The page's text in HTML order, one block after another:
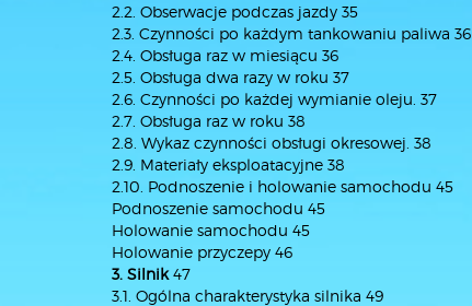
2.2. Obserwacje podczas jazdy 35
2.3. Czynności po każdym tankowaniu paliwa 36
2.4. Obsługa raz w miesiącu 36
2.5. Obsługa dwa razy w roku 37
2.6. Czynności po każdej wymianie oleju. 37
2.7. Obsługa raz w roku 38
2.8. Wykaz czynności obsługi okresowej. 38
2.9. Materiały eksploatacyjne 38
2.10. Podnoszenie i holowanie samochodu 45
Podnoszenie samochodu 45
Holowanie samochodu 45
Holowanie przyczepy 46
3. Silnik47
3.1. Ogólna charakterystyka silnika 49